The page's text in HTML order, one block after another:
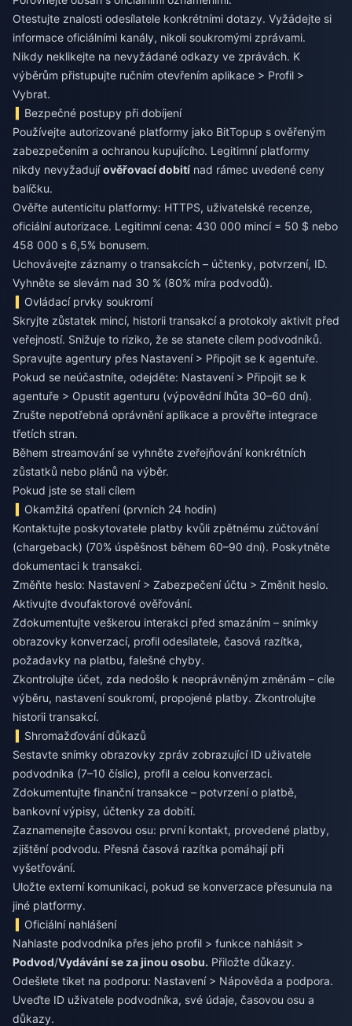
Otestujte znalosti odesílatele konkrétními dotazy. Vyžádejte si
informace oficiálními kanály, nikoli soukromými zprávami.
Nikdy neklikejte na nevyžádané odkazy ve zprávách. K
výběrům přistupujte ručním otevřením aplikace > Profil >
Vybrat.
Bezpečné postupy při dobíjení
Používejte autorizované platformy jako BitTopup s ověřeným
zabezpečením a ochranou kupujícího. Legitimní platformy
nikdy nevyžadujíověřovací dobití nad rámec uvedené ceny
balíčku.
Ověřte autenticitu platformy: HTTPS, uživatelské recenze,
oficiální autorizace. Legitimní cena: 430 000 mincí = 50 $ nebo
458 000 s 6,5% bonusem.
Uchovávejte záznamy o transakcích – účtenky, potvrzení, ID.
Vyhněte se slevám nad 30 % (80% míra podvodů).
Ovládací prvky soukromí
Skryjte zůstatek mincí, historii transakcí a protokoly aktivit před
veřejností. Snižuje to riziko, že se stanete cílem podvodníků.
Spravujte agentury přes Nastavení > Připojit se k agentuře.
Pokud se neúčastníte, odejděte: Nastavení > Připojit se k
agentuře > Opustit agenturu (výpovědní lhůta 30–60 dní).
Zrušte nepotřebná oprávnění aplikace a prověřte integrace
třetích stran.
Během streamování se vyhněte zveřejňování konkrétních
zůstatků nebo plánů na výběr.
Pokud jste se stali cílem
Okamžitá opatření (prvních 24 hodin)
Kontaktujte poskytovatele platby kvůli zpětnému zúčtování
(chargeback) (70% úspěšnost během 60–90 dní). Poskytněte
dokumentaci k transakci.
Změňte heslo: Nastavení > Zabezpečení účtu > Změnit heslo.
Aktivujte dvoufaktorové ověřování.
Zdokumentujte veškerou interakci před smazáním – snímky
obrazovky konverzací, profil odesílatele, časová razítka,
požadavky na platbu, falešné chyby.
Zkontrolujte účet, zda nedošlo k neoprávněným změnám – cíle
výběru, nastavení soukromí, propojené platby. Zkontrolujte
historii transakcí.
Shromažďování důkazů
Sestavte snímky obrazovky zpráv zobrazující ID uživatele
podvodníka (7–10 číslic), profil a celou konverzaci.
Zdokumentujte finanční transakce – potvrzení o platbě,
bankovní výpisy, účtenky za dobití.
Zaznamenejte časovou osu: první kontakt, provedené platby,
zjištění podvodu. Přesná časová razítka pomáhají při
vyšetřování.
Uložte externí komunikaci, pokud se konverzace přesunula na
jiné platformy.
Oficiální nahlášení
Nahlaste podvodníka přes jeho profil > funkce nahlásit >
Podvod/Vydávání se za jinou osobu. Přiložte důkazy.
Odešlete tiket na podporu: Nastavení > Nápověda a podpora.
Uveďte ID uživatele podvodníka, své údaje, časovou osu a
důkazy.